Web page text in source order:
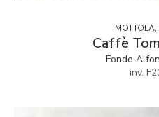
Caffè
Fondo
inv.